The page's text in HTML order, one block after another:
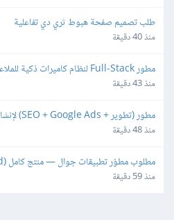
طلب تصميم صفحة هبوط ثري دي تفاعلية
منذ 40 دقيقة
تطبيق جوال)
منذ 43 دقيقة
العملاء
منذ 48 دقيقة
إدارة)
منذ 59 دقيقة